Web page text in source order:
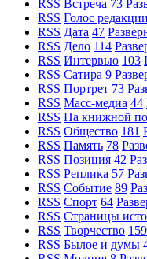
RSS Встреча 73
RSS Голос редакции
RSS Дата 47
RSS Дело 114
RSS Интервью 103
RSS Сатира 9
RSS Портрет 73
RSS Масс-медиа 44
RSS На книжной
RSS Общество 181
RSS Память 78
RSS Позиция 42
RSS Реплика 57
RSS Событие 89
RSS Спорт 64
RSS Страницы
RSS Творчество 159
RSS Былое и думы